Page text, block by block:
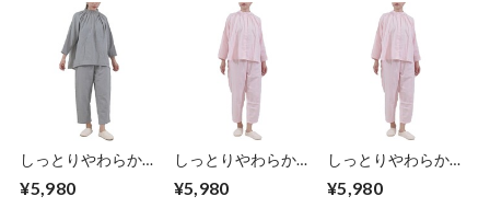
ーリングネック ピ
ンク Mサイズ 綿
100％ 3つの天然由
来成分 シアバター
オリーブオイル シ
ルクアミノ酸 を配
合 まるで保湿クリ
ームのようにお肌を
やさしく包み込む
ーリングネック ピ
ンク Lサイズ 綿
100％ 3つの天然由
来成分 シアバター
オリーブオイル シ
ルクアミノ酸 を配
合 まるで保湿クリ
ームのようにお肌を
やさしく包み込む
ーリングネック グ
レー Mサイズ 綿
100％ 3つの天然由
来成分 シアバター
オリーブオイル シ
ルクアミノ酸 を配
合 まるで保湿クリ
ームのようにお肌を
やさしく包み込む
しっとりやわらかな
贅沢にプラスした
¥5,980
しっとりやわらかな
贅沢にプラスした
¥5,980
しっとりやわらかな
贅沢にプラスした
¥5,980